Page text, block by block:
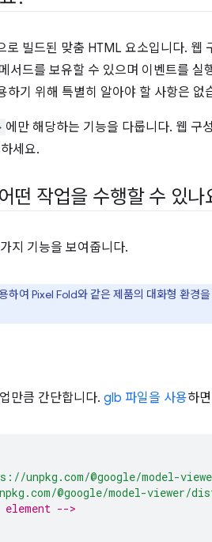
로 빌드된 맞춤 HTML 요소입니다. 웹
서드를 보유할 수 있으며 이벤트를 실
하기 위해 특별히 알아야 할 사항은 없
에만 해당하는 기능을 다룹니다. 웹 구
세요.
떤 작업을 수행할 수 있나
지 기능을 보여줍니다.
하여 Pixel Fold와 같은 제품의 대화형 환경
만큼 간단합니다. glb 파일을 사용하
unpkg.com/@google/model-
@google/model-viewer/
-->